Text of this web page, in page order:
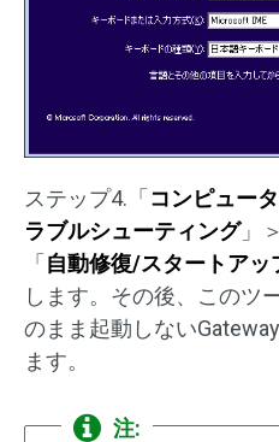
ステップ4.「 コンピュー
ラブルシューティング」
「 自動修復/スタートアッ
します。その後、このツ
のまま起動しない
ます。
注: